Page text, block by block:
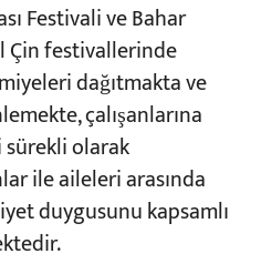
Festivali ve Bahar
Çin festivallerinde
dağıtmakta ve
çalışanlarına
olarak
ile aileleri arasında
duygusunu kapsamlı